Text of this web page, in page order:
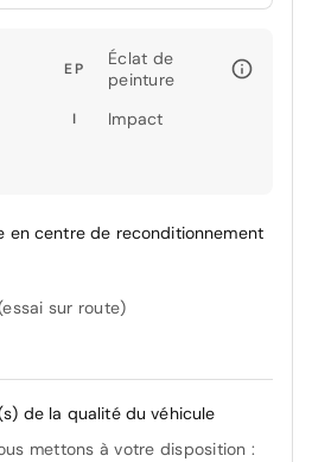
EP
Éclat de
peinture
I Impact
en centre de reconditionnement
sur route)
de la qualité du véhicule
mettons à votre disposition :